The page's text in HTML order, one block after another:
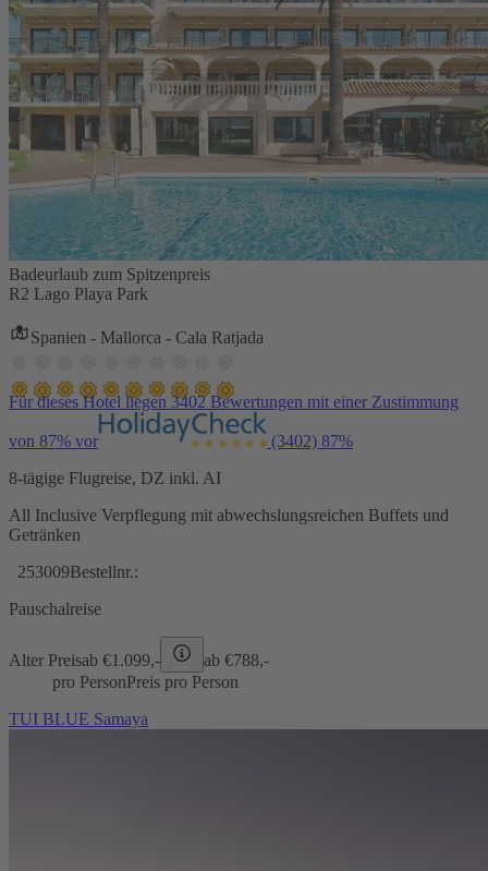
Badeurlaub zum Spitzenpreis
R2 Lago Playa Park
Spanien - Mallorca - Cala Ratjada
Für dieses Hotel liegen 3402 Bewertungen mit einer Zustimmung
von 87% vor (3402) 87%
8-tägige Flugreise, DZ inkl. AI
All Inclusive Verpflegung mit abwechslungsreichen Buffets und
Getränken
253009Bestellnr.:
Pauschalreise
Alter Preisab €1.099,- ab €788,-
pro PersonPreis pro Person
TUI BLUE Samaya